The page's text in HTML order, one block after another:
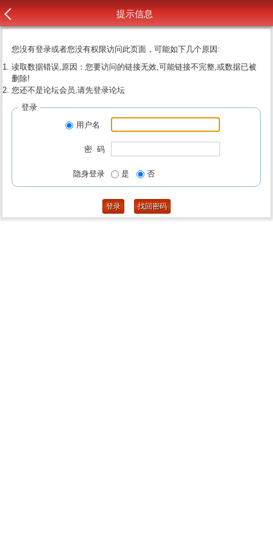
提示信息
您没有登录或者您没有权限访问此页面，可能如下几个原因:
读取数据错误,原因：您要访问的链接无效,可能链接不完整,或数据已被
删除!
您还不是论坛会员,请先登录论坛
登录
用户名
密 码
隐身登录 是 否